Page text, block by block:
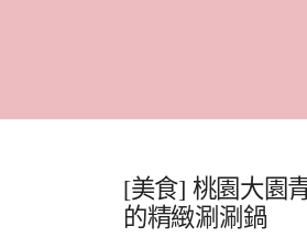
[美食] 桃園大園
的精緻涮涮鍋